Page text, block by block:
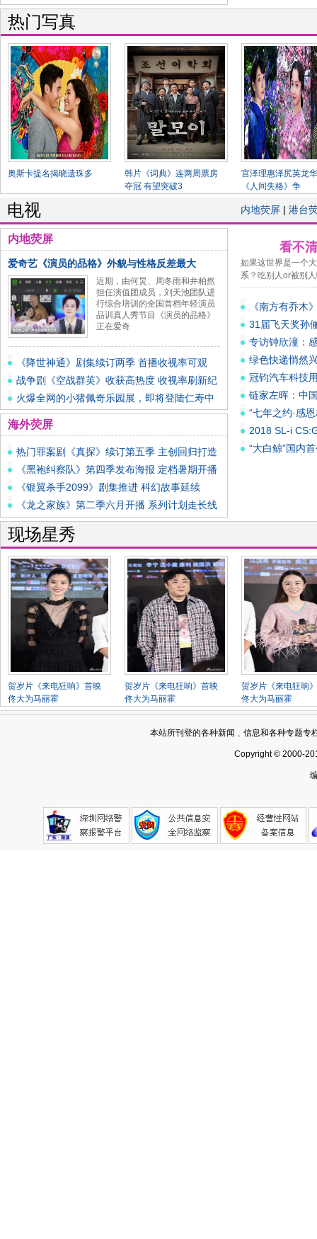
热门写真
奥斯卡提名揭晓遗珠多
韩片《词典》连两周票房
夺冠 有望突破3
宫泽理惠泽尻英龙
《人间失格》争
电视 内地荧屏 | 港台
内地荧屏
爱奇艺《演员的品格》外貌与性格反差最大
近期，由何炅、周冬雨和井柏然
担任演值团成员，刘天池团队进
行综合培训的全国首档年轻演员
品训真人秀节目《演员的品格》
正在爱奇
《降世神通》剧集续订两季 首播收视率可观
战争剧《空战群英》收获高热度 收视率刷新纪
录火爆全网的小猪佩奇乐园展，即将登陆仁寿中
铁！
海外荧屏
热门罪案剧《真探》续订第五季 主创回归打造
《黑袍纠察队》第四季发布海报 定档暑期开播
《银翼杀手2099》剧集推进 科幻故事延续
《龙之家族》第二季六月开播 系列计划走长线
看不
如果这世界是一个
系？吃别人or被别
《南方有乔木
31届飞天奖孙
专访钟欣潼：
绿色快递悄然
冠钧汽车科技
链家左晖：中
“七年之约·感
2018 SL-i
“大白鲸”国内
现场星秀
贺岁片《来电狂响》首映
佟大为马丽霍
贺岁片《来电狂响》首映
佟大为马丽霍
贺岁片《来电狂响
佟大为马丽霍
本站所刊登的各种新闻﹑信息和各种专题专
Copyright © 2000-